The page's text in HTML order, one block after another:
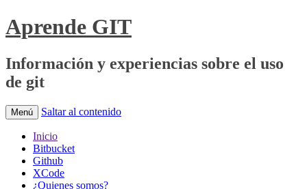
Aprende GIT
Información y experiencias sobre el uso
de git
Menú Saltar al contenido
Inicio
Bitbucket
Github
XCode
¿Quienes somos?